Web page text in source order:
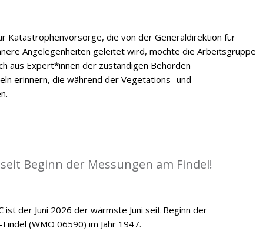
Katastrophenvorsorge, die von der Generaldirektion für
Angelegenheiten geleitet wird, möchte die Arbeitsgruppe
aus Expert*innen der zuständigen Behörden
erinnern, die während der Vegetations- und
Beginn der Messungen am Findel!
der Juni 2026 der wärmste Juni seit Beginn der
(WMO 06590) im Jahr 1947.